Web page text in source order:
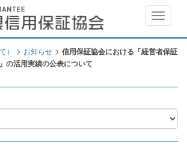
Toggle
） > お知らせ > 信用保証協会における「経営者保証
の活用実績の公表について